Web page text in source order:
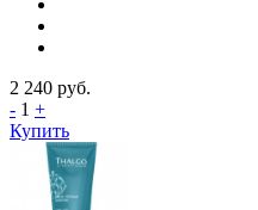
2 240 руб.
- 1 +
Купить